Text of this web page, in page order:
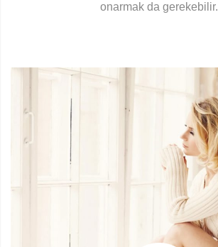
onarmak da gerekebilir.